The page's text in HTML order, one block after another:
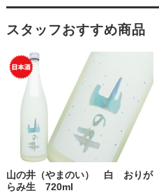
スタッフおすすめ商品
山の井（やまのい） 白 おりが
らみ生 720ml